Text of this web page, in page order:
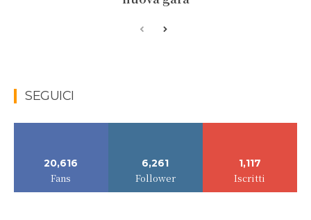
SEGUICI
20,616
Fans
6,261
Follower
1,117
Iscritti